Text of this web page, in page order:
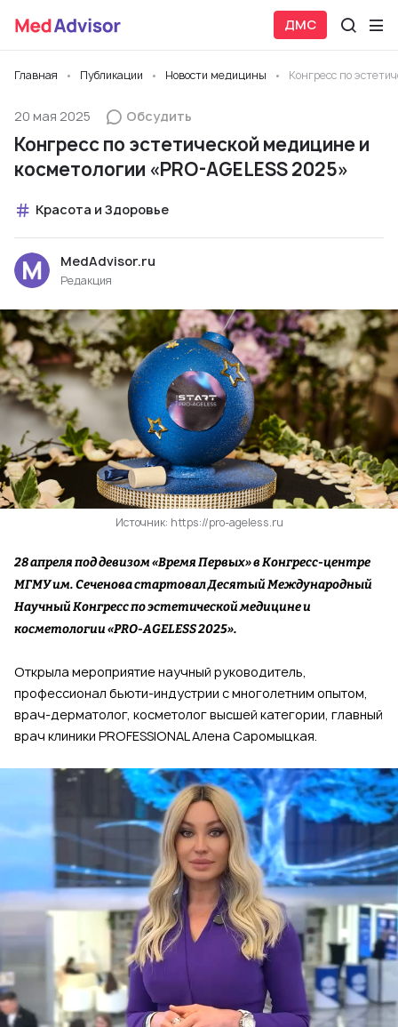
ДМС
Главная Публикации Новости медицины Конгресс по
20 мая 2025 Обсудить
Конгресс по эстетической медицине и
косметологии «PRO-AGELESS 2025»
Красота и Здоровье
MedAdvisor.ru
Редакция
Источник: https://pro-ageless.ru
28 апреля под девизом «Время Первых» в Конгресс-центре
МГМУ им. Сеченова стартовал Десятый Международный
Научный Конгресс по эстетической медицине и
косметологии «PRO-AGELESS 2025».
Открыла мероприятие научный руководитель,
профессионал бьюти-индустрии с многолетним опытом,
врач-дерматолог, косметолог высшей категории, главный
врач клиники PROFESSIONAL Алена Саромыцкая.